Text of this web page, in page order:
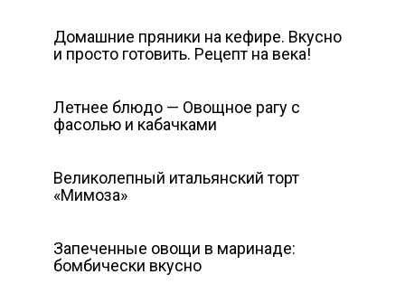
Домашние пряники на кефире. Вкусно
и просто готовить. Рецепт на века!
Летнее блюдо — Овощное рагу с
фасолью и кабачками
Великолепный итальянский торт
«Мимоза»
Запеченные овощи в маринаде:
бомбически вкусно